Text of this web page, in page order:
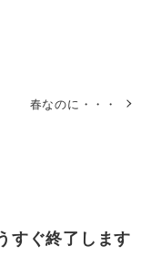
春なのに・・・
すぐ終了します